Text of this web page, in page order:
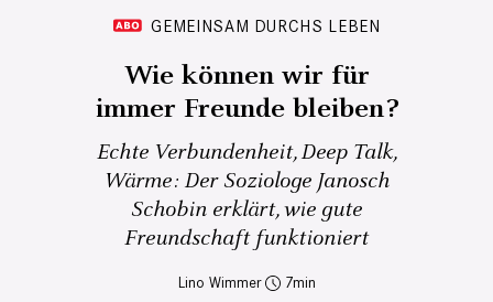
GEMEINSAM DURCHS LEBEN
Wie können wir für
immer Freunde bleiben?
Echte Verbundenheit, Deep Talk,
Wärme: Der Soziologe Janosch
Schobin erklärt, wie gute
Freundschaft funktioniert
Lino Wimmer 7